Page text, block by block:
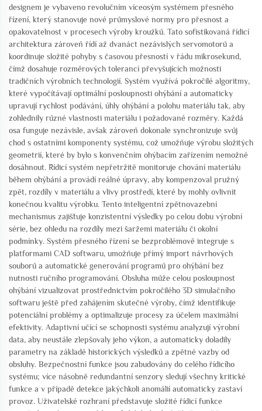
designem je vybaveno revolučním víceosým systémem přesného
řízení, který stanovuje nové průmyslové normy pro přesnost a
opakovatelnost v procesech výroby kroužků. Tato sofistikovaná řídicí
architektura zároveň řídí až dvanáct nezávislých servomotorů a
koordinuje složité pohyby s časovou přesností v řádu mikrosekund,
čímž dosahuje rozměrových tolerancí převyšujících možnosti
tradičních výrobních technologií. Systém využívá pokročilé algoritmy,
které vypočítávají optimální posloupnosti ohýbání a automaticky
upravují rychlost podávání, úhly ohýbání a polohu materiálu tak, aby
zohlednily různé vlastnosti materiálu i požadované rozměry. Každá
osa funguje nezávisle, avšak zároveň dokonale synchronizuje svůj
chod s ostatními komponenty systému, což umožňuje výrobu složitých
geometrií, které by bylo s konvenčním ohýbacím zařízením nemožné
dosáhnout. Řídicí systém nepřetržitě monitoruje chování materiálu
během ohýbání a provádí reálné úpravy, aby kompenzoval pružný
zpět, rozdíly v materiálu a vlivy prostředí, které by mohly ovlivnit
konečnou kvalitu výrobku. Tento inteligentní zpětnovazební
mechanismus zajišťuje konzistentní výsledky po celou dobu výrobní
série, bez ohledu na rozdíly mezi šaržemi materiálu či okolní
podmínky. Systém přesného řízení se bezproblémově integruje s
platformami CAD softwaru, umožňuje přímý import návrhových
souborů a automatické generování programů pro ohýbání bez
nutnosti ručního programování. Obsluha může celou posloupnost
ohýbání vizualizovat prostřednictvím pokročilého 3D simulačního
softwaru ještě před zahájením skutečné výroby, čímž identifikuje
potenciální problémy a optimalizuje procesy za účelem maximální
efektivity. Adaptivní učící se schopnosti systému analyzují výrobní
data, aby neustále zlepšovaly jeho výkon, a automaticky doladily
parametry na základě historických výsledků a zpětné vazby od
obsluhy. Bezpečnostní funkce jsou zabudovány do celého řídicího
systému; více násobně redundantní senzory sledují všechny kritické
funkce a v případě detekce jakýchkoli anomálií automaticky zastaví
provoz. Uživatelské rozhraní představuje složité řídicí funkce